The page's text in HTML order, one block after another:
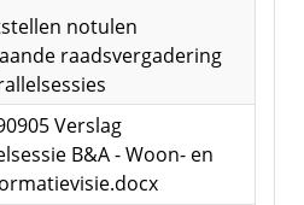
notulen
raadsvergadering
Verslag
B&A - Woon- en